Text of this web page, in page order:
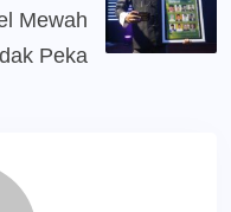
Mewah
Peka